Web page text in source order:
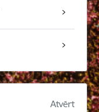
Atvērt